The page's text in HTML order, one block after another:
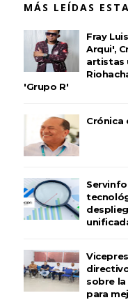
MÁS LEÍDAS
Fray
Arqui',
artistas
'Grupo R'
Crónica
sobre
para